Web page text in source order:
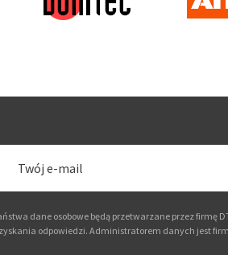
dane osobowe będą przetwarzane przez firmę
odpowiedzi. Administratorem danych jest